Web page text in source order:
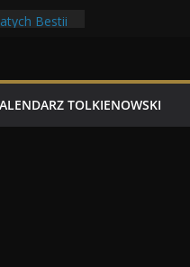
2026
Bestii
Folku!
TOLKIENOWSKI